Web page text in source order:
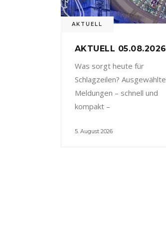
AKTUELL
AKTUELL 05.08.2026
Was sorgt heute für
Schlagzeilen? Ausgewählte
Meldungen – schnell und
kompakt –
5. August 2026